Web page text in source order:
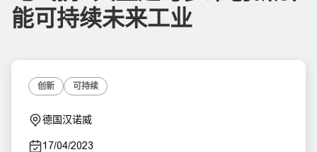
能可持续未来工业
创新 可持续
德国汉诺威
17/04/2023